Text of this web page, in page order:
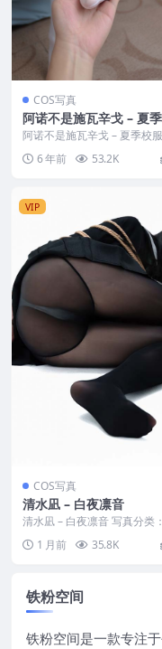
COS写真
阿诺不是施瓦辛戈 – 夏
服
阿诺不是施瓦辛戈 – 夏季校
真分类：唯美，参与模特：阿
是施瓦辛戈 [图...
6 年前 53.2K
VIP
COS写真
清水凪 – 白夜凛音
清水凪 – 白夜凛音 写真分类
美，参与模特：清水凪 [资源
小]：[72P／...
1 月前 35.8K
铁粉空间
铁粉空间是一款专注